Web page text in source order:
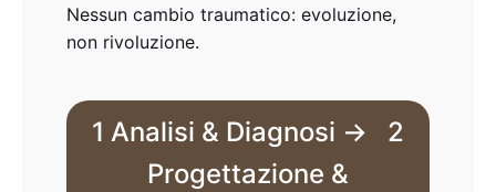
Nessun cambio traumatico: evoluzione,
non rivoluzione.
1 Analisi & Diagnosi → 2
Progettazione &